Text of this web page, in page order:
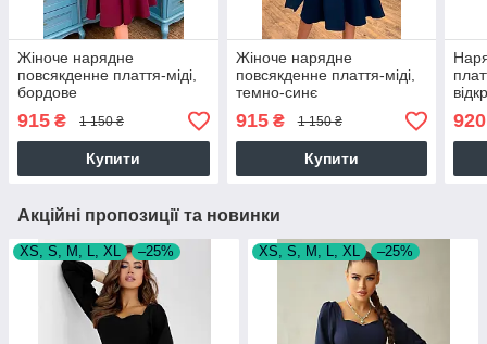
Жіноче нарядне
повсякденне плаття-міді,
бордове
915 ₴ 1 150 ₴
Купити
Жіноче нарядне
повсякденне плаття-міді,
темно-синє
915₴ 1 150 ₴
Купити
920
Акційні пропозиції та новинки
XS, S, M, L, XL –25% XS, S, M, L, XL –25%